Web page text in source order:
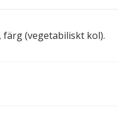
färg (vegetabiliskt kol).